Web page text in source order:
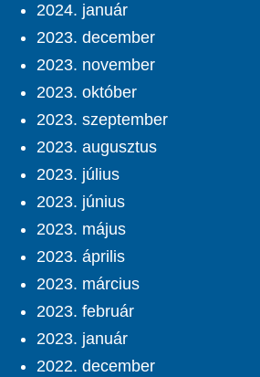
2024. január
2023. december
2023. november
2023. október
2023. szeptember
2023. augusztus
2023. július
2023. június
2023. május
2023. április
2023. március
2023. február
2023. január
2022. december